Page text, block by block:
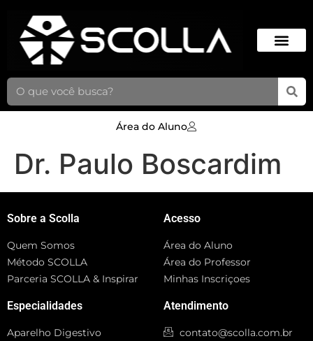
Área do Aluno
Dr. Paulo Boscardim
Sobre a Scolla
Quem Somos
Método SCOLLA
Parceria SCOLLA & Inspirar
Especialidades
Aparelho Digestivo
Acesso
Área do Aluno
Área do Professor
Minhas Inscriçoes
Atendimento
contato@scolla.com.br